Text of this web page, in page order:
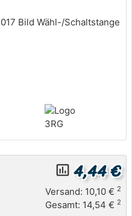
insert_chart_outlined 4,44 €
Versand: 10,10 € 2
Gesamt: 14,54 € 2